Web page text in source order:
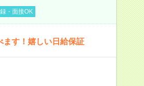
・面接OK
ます！嬉しい日給保証